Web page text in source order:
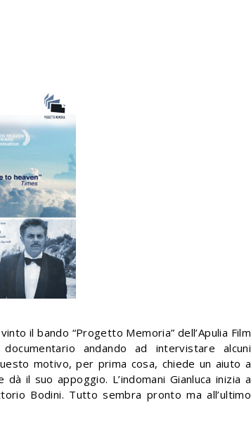
il bando “Progetto Memoria” dell’Apulia Film
andando ad intervistare alcuni
motivo, per prima cosa, chiede un aiuto a
il suo appoggio. L’indomani Gianluca inizia a
Bodini. Tutto sembra pronto ma all’ultimo